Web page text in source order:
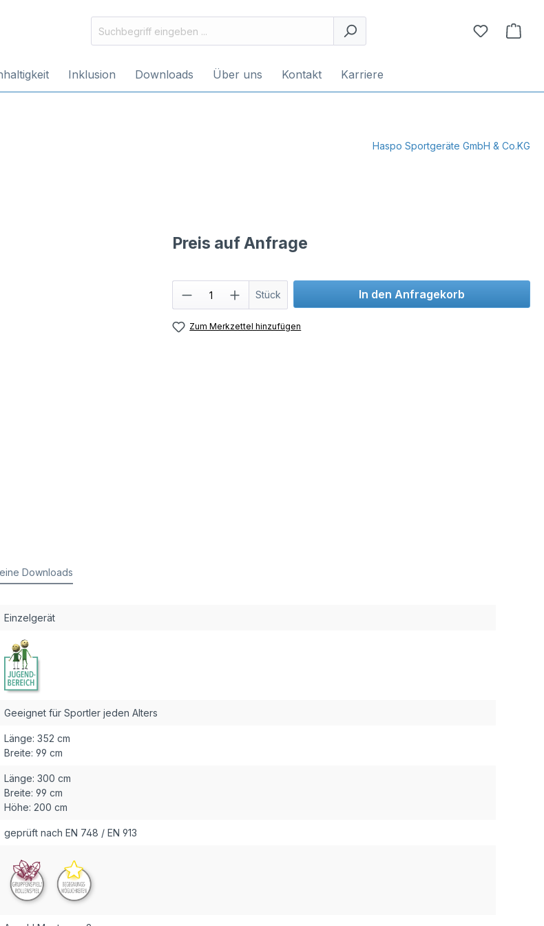
Inklusion Downloads Über uns Kontakt Karriere
Haspo Sportgeräte GmbH & Co.KG
Preis auf Anfrage
Stück In den Anfragekorb
Zum Merkzettel hinzufügen
Downloads
Einzelgerät
Geeignet für Sportler jeden Alters
Länge: 352 cm
Breite: 99 cm
Länge: 300 cm
Breite: 99 cm
Höhe: 200 cm
geprüft nach EN 748 / EN 913